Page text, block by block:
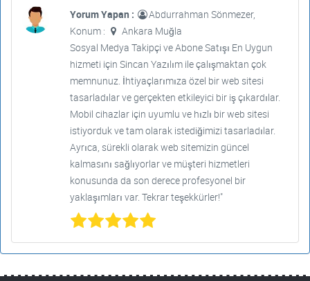
Yorum Yapan :
Abdurrahman Sönmezer,
Konum :
Ankara Muğla
Sosyal Medya Takipçi ve Abone Satışı En Uygun
hizmeti için Sincan Yazılım ile çalışmaktan çok
memnunuz. İhtiyaçlarımıza özel bir web sitesi
tasarladılar ve gerçekten etkileyici bir iş çıkardılar.
Mobil cihazlar için uyumlu ve hızlı bir web sitesi
istiyorduk ve tam olarak istediğimizi tasarladılar.
Ayrıca, sürekli olarak web sitemizin güncel
kalmasını sağlıyorlar ve müşteri hizmetleri
konusunda da son derece profesyonel bir
yaklaşımları var. Tekrar teşekkürler!"